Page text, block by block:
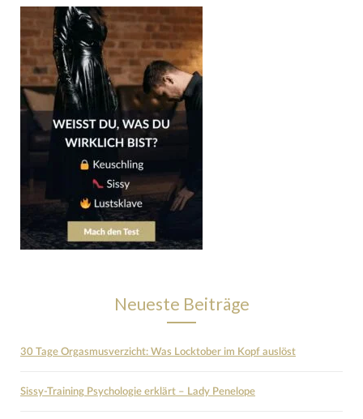
Neueste Beiträge
30 Tage Orgasmusverzicht: Was Locktober im Kopf auslöst
Sissy-Training Psychologie erklärt – Lady Penelope